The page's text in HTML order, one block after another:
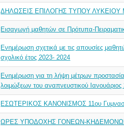
ΔΗΛΩΣΕΙΣ ΕΠΙΛΟΓΗΣ TYΠΟΥ
Εισαγωγή μαθητών σε Πρότυπα-
Ενημέρωση σχετικά με τις απουσίες
σχολικό έτος 2023- 2024
Ενημέρωση για τη λήψη μέτρων
λοιμώξεων του αναπνευστικού Ιανουάριος
ΕΣΩΤΕΡΙΚΟΣ ΚΑΝΟΝΙΣΜΟΣ 11ου
ΩΡΕΣ ΥΠΟΔΟΧΗΣ ΓΟΝΕΩΝ-